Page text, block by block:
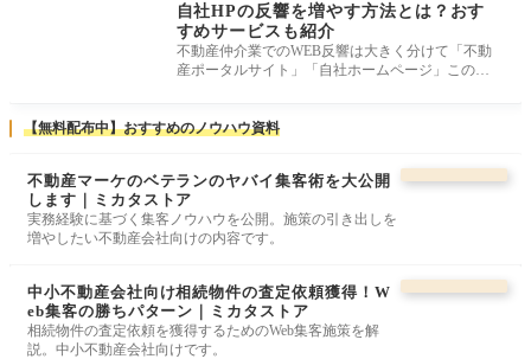
自社HPの反響を増やす方法とは？おす
すめサービスも紹介
不動産仲介業でのWEB反響は大きく分けて「不動
産ポータルサイト」「自社ホームページ」この２
【無料配布中】おすすめのノウハウ資料
不動産マーケのベテランのヤバイ集客術を大公開
します｜ミカタストア
実務経験に基づく集客ノウハウを公開。施策の引き出しを
増やしたい不動産会社向けの内容です。
中小不動産会社向け相続物件の査定依頼獲得！W
eb集客の勝ちパターン｜ミカタストア
相続物件の査定依頼を獲得するためのWeb集客施策を解
説。中小不動産会社向けです。